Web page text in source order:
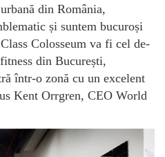
din România,
și suntem bucuroși
Colosseum va fi cel de-
din București,
într-o zonă cu un excelent
Kent Orrgren, CEO World